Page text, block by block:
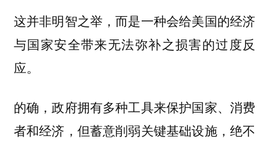
这并非明智之举，而是一种会给美国的经济
与国家安全带来无法弥补之损害的过度反
应。
的确，政府拥有多种工具来保护国家、消费
者和经济，但蓄意削弱关键基础设施，绝不